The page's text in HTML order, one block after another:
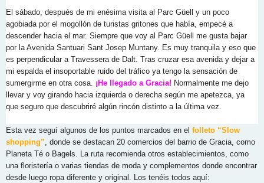
El sábado, después de mi enésima visita al Parc Güell y un poco
agobiada por el mogollón de turistas gritones que había, empecé a
descender hacia el mar. Siempre que voy al Parc Güell me gusta bajar
por la Avenida Santuari Sant Josep Muntany. Es muy tranquila y eso que
es perpendicular a Travessera de Dalt. Tras cruzar esa avenida y dejar a
mi espalda el insoportable ruido del tráfico ya tengo la sensación de
sumergirme en otra cosa. ¡He l legado a Gracia! Normalmente me dejo
llevar y voy girando hacia izquierda o derecha según me apetezca, ya
que seguro que descubriré algún rincón distinto a la última vez.
Esta vez seguí algunos de los puntos marcados en el folleto “Slow
shopping”, donde se destacan 20 comercios del barrio de Gracia, como
Planeta Té o Bagels. La ruta recomienda otros establecimientos, como
una floristería o varias tiendas de moda y complementos donde encontrar
desde luego ropa diferente y original. Los tenéis todos aquí: